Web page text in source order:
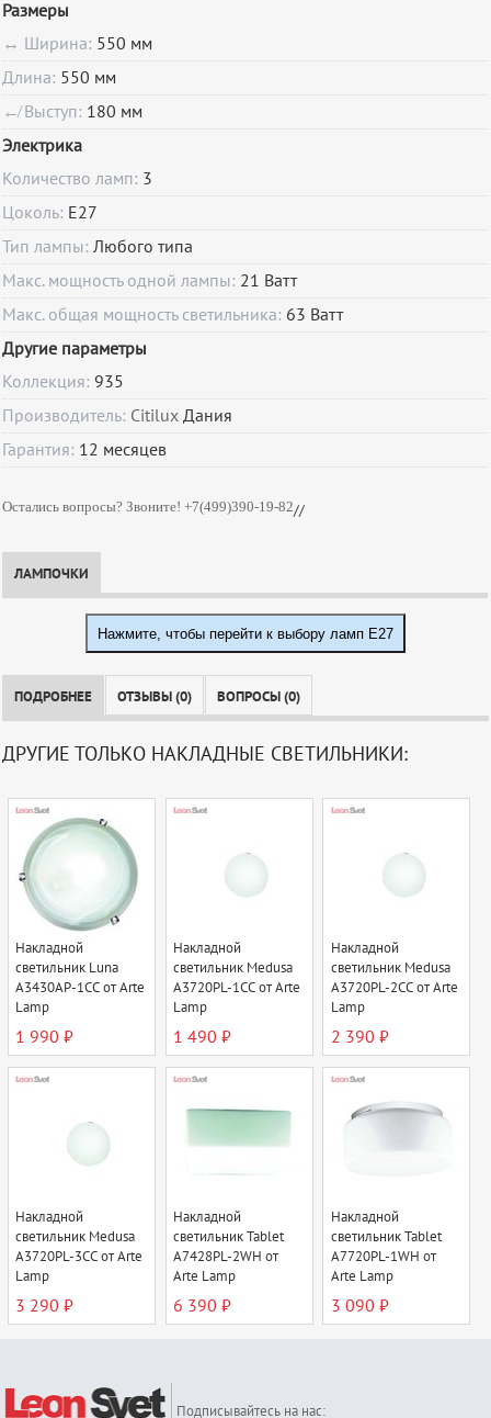
Размеры
↔ Ширина: 550 мм
Длина: 550 мм
↚ Выступ: 180 мм
Электрика
Количество ламп: 3
Цоколь: E27
Тип лампы:Любого типа
Макс. мощность одной лампы: 21 Ватт
Макс. общая мощность светильника: 63 Ватт
Другие параметры
Коллекция:935
Производитель: Citilux Дания
Гарантия: 12 месяцев
Остались вопросы? Звоните! +7(499)390-19-82//
ЛАМПОЧКИ
Нажмите, чтобы перейти к выбору ламп E27
ПОДРОБНЕЕ ОТЗЫВЫ (0) ВОПРОСЫ (0)
ДРУГИЕ ТОЛЬКО НАКЛАДНЫЕ СВЕТИЛЬНИКИ:
Накладной
светильник Luna
A3430AP-1CC от Arte
Lamp
1 990 ₽
Накладной
светильник Medusa
A3720PL-1CC от Arte
Lamp
1 490 ₽
Накладной
светильник Medusa
A3720PL-2CC от Arte
Lamp
2 390 ₽
Накладной
светильник Medusa
A3720PL-3CC от Arte
Lamp
3 290 ₽
Накладной
светильник Tablet
A7428PL-2WH от
Arte Lamp
6 390 ₽
Накладной
светильник Tablet
A7720PL-1WH от
Arte Lamp
3 090 ₽
Подписывайтесь на нас: